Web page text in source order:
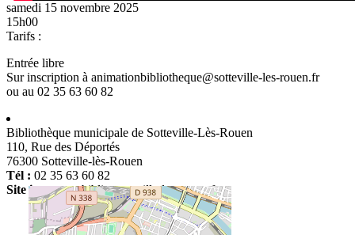
samedi 15 novembre 2025
15h00
Tarifs :
Entrée libre
Sur inscription à animationbibliotheque@sotteville-les-rouen.fr
ou au 02 35 63 60 82
Bibliothèque municipale de Sotteville-Lès-Rouen
110, Rue des Déportés
76300 Sotteville-lès-Rouen
Tél : 02 35 63 60 82
Site internet :biblio.sotteville-les-rouen.fr